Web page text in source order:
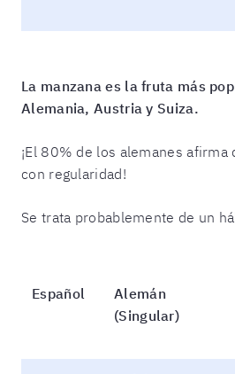
La manzana es la fruta más
Alemania, Austria y Suiza.
¡El 80% de los alemanes afirma
con regularidad!
Se trata probablemente de un
Español
Alemán
(Singular)